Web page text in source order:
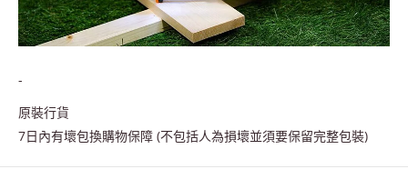
-
原裝行貨
7日內有壞包換購物保障 (不包括人為損壞並須要保留完整包裝)